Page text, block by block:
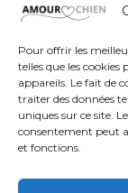
Pour offrir les
telles que les
appareils. Le fait de
traiter des données
uniques sur ce site.
consentement peut
et fonctions.
Des
célébrer